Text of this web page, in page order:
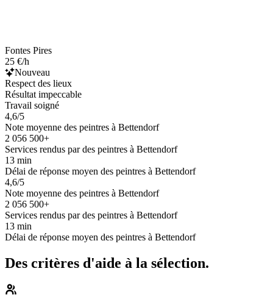
Fontes Pires
25 €/h
Nouveau
Respect des lieux
Résultat impeccable
Travail soigné
4,6/5
Note moyenne des peintres à Bettendorf
2 056 500+
Services rendus par des peintres à Bettendorf
13 min
Délai de réponse moyen des peintres à Bettendorf
4,6/5
Note moyenne des peintres à Bettendorf
2 056 500+
Services rendus par des peintres à Bettendorf
13 min
Délai de réponse moyen des peintres à Bettendorf
Des critères d'aide à la sélection.